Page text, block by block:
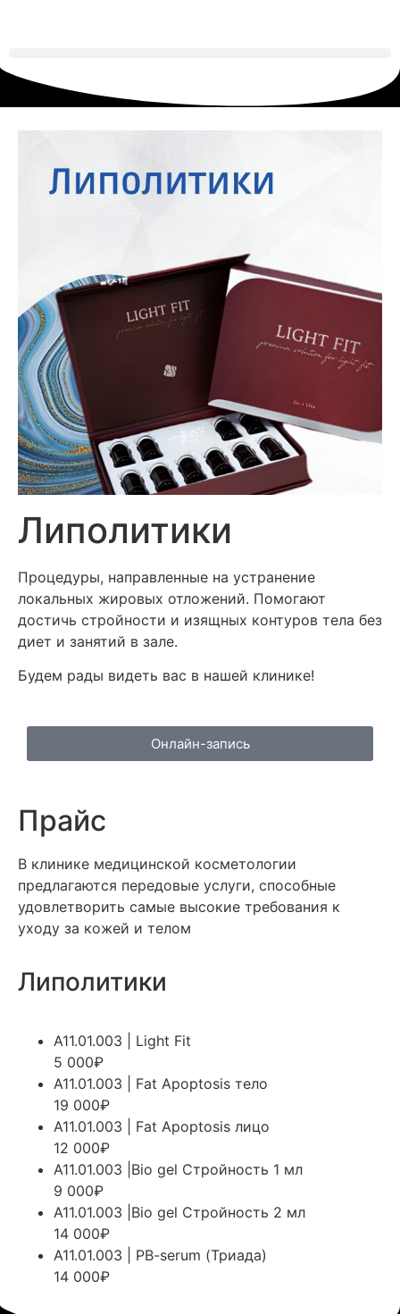
Липолитики
Процедуры, направленные на устранение
локальных жировых отложений. Помогают
достичь стройности и изящных контуров тела без
диет и занятий в зале.
Будем рады видеть вас в нашей клинике!
Онлайн-запись
Прайс
В клинике медицинской косметологии
предлагаются передовые услуги, способные
удовлетворить самые высокие требования к
уходу за кожей и телом
Липолитики
А11.01.003 | Light Fit
5 000₽
А11.01.003 | Fat Apoptosis тело
19 000₽
А11.01.003 | Fat Apoptosis лицо
12 000₽
А11.01.003 |Bio gel Стройность 1 мл
9 000₽
А11.01.003 |Bio gel Стройность 2 мл
14 000₽
А11.01.003 | PB-serum (Триада)
14 000₽